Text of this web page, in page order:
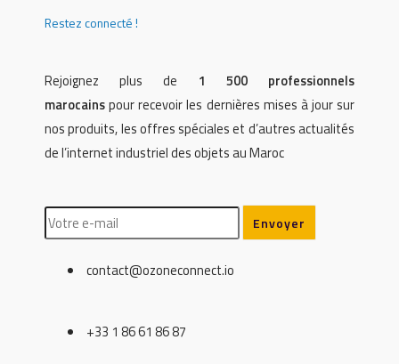
Restez connecté !
Rejoignez plus de 1 500 professionnels
marocainspour recevoir les dernières mises à jour sur
nos produits, les offres spéciales et d’autres actualités
de l’internet industriel des objets au Maroc
contact@ozoneconnect.io
+33 1 86 61 86 87